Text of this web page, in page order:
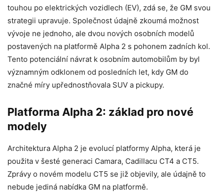
touhou po elektrických vozidlech (EV), zdá se, že GM svou
strategii upravuje. Společnost údajně zkoumá možnost
vývoje ne jednoho, ale dvou nových osobních modelů
postavených na platformě Alpha 2 s pohonem zadních kol.
Tento potenciální návrat k osobním automobilům by byl
významným odklonem od posledních let, kdy GM do
značné míry upřednostňovala SUV a pickupy.
Platforma Alpha 2: základ pro nové
modely
Architektura Alpha 2 je evolucí platformy Alpha, která je
použita v šesté generaci Camara, Cadillacu CT4 a CT5.
Zprávy o novém modelu CT5 se již objevily, ale údajně to
nebude jediná nabídka GM na platformě.